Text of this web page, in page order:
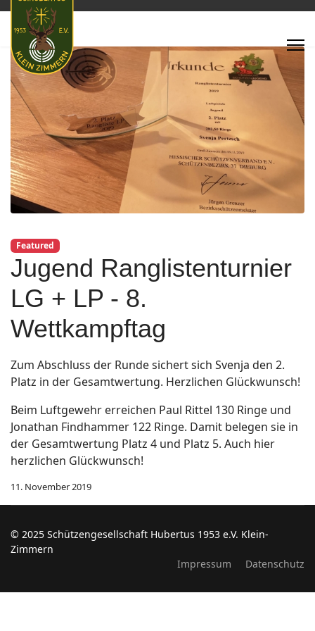
Featured
Jugend Ranglistenturnier
LG + LP - 8.
Wettkampftag
Zum Abschluss der Runde sichert sich Svenja den 2.
Platz in der Gesamtwertung. Herzlichen Glückwunsch!
Beim Luftgewehr erreichen Paul Rittel 130 Ringe und
Jonathan Findhammer 122 Ringe. Damit belegen sie in
der Gesamtwertung Platz 4 und Platz 5. Auch hier
herzlichen Glückwunsch!
11. November 2019
© 2025 Schützengesellschaft Hubertus 1953 e.V. Klein-
Zimmern
Impressum
Datenschutz